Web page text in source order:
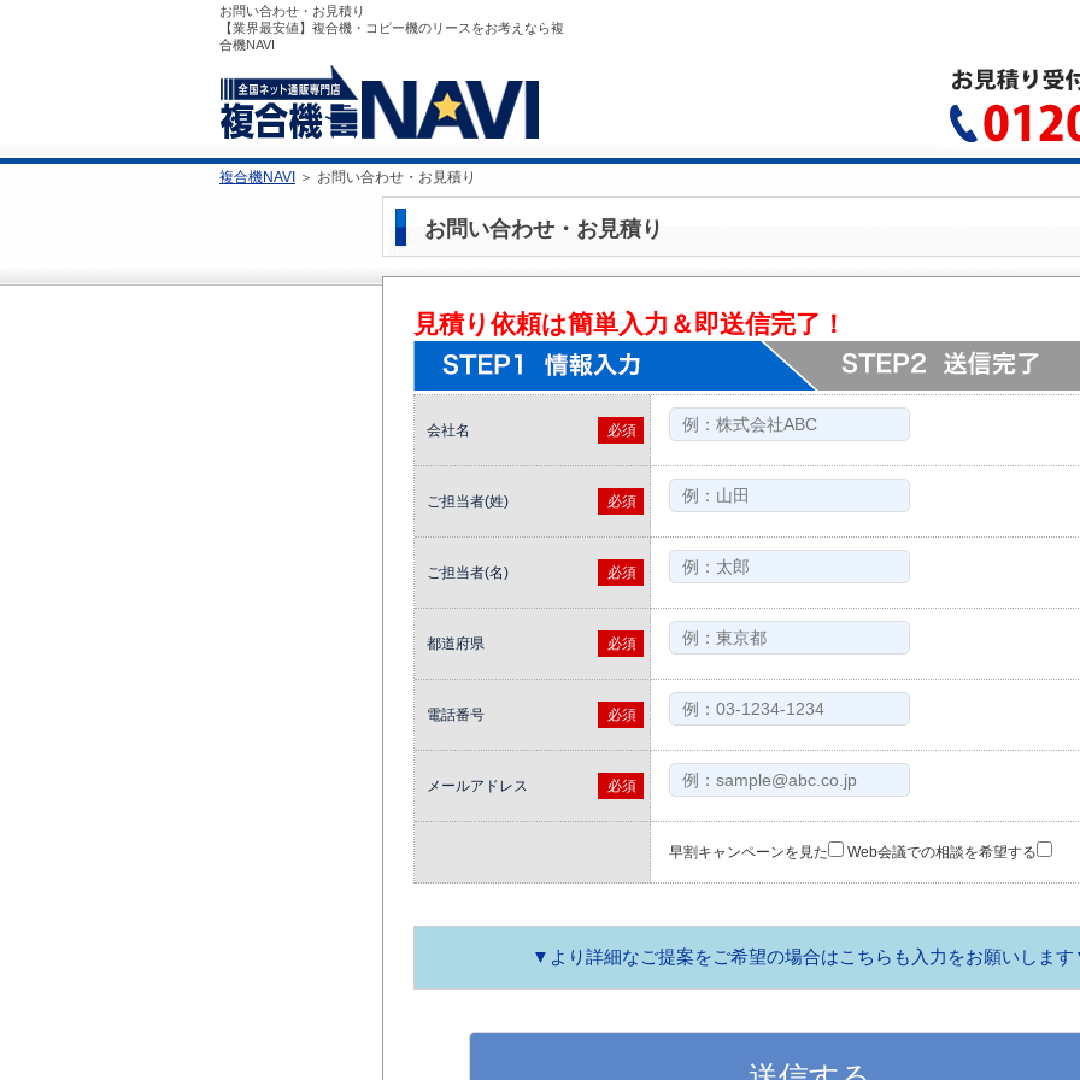
お問い合わせ・お見積り
【業界最安値】複合機・コピー機のリースをお考えなら複
合機NAVI
複合機NAVI ＞ お問い合わせ・お見積り
お問い合わせ・お見積り
見積り依頼は簡単入力＆即送信完了！
会社名 必須
ご担当者(姓) 必須
ご担当者(名) 必須
都道府県 必須
電話番号 必須
メールアドレス 必須
早割キャンペーンを見た Web会議での相談を希望する
▼より詳細なご提案をご希望の場合はこちらも入力をお願いしま